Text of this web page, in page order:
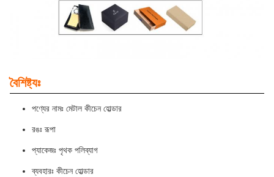
বৈশিষ্ট্যঃ
পণ্যের নামঃ মেটাল কীচেন হোল্ডার
রঙঃ রূপা
প্যাকেজঃ পৃথক পলিব্যাগ
ব্যবহারঃ কীচেন হোল্ডার